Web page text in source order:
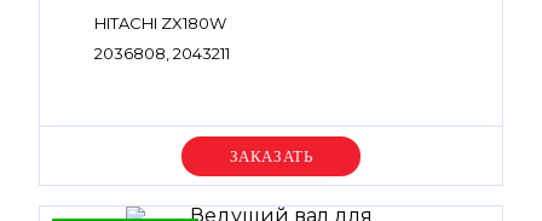
HITACHI ZX180W
2036808, 2043211
Уточняйте цену